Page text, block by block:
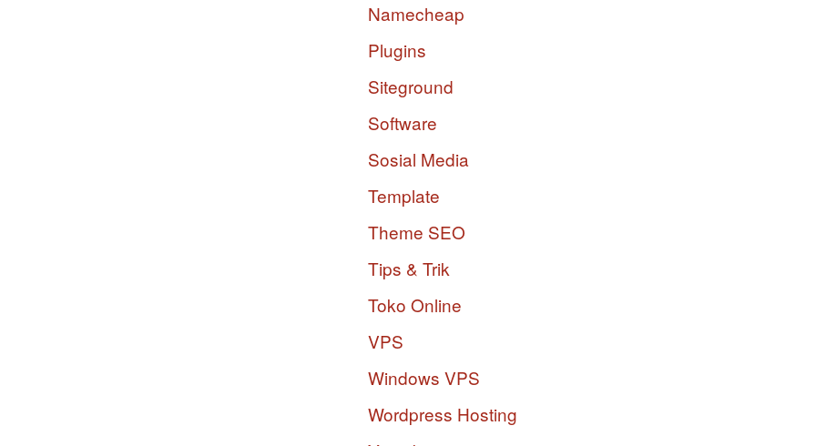
Namecheap
Plugins
Siteground
Software
Sosial Media
Template
Theme SEO
Tips & Trik
Toko Online
VPS
Windows VPS
Wordpress Hosting